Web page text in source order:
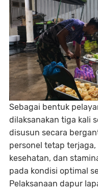
Sebagai bentuk
dilaksanakan tiga kali
disusun secara
personel tetap
kesehatan, dan
pada kondisi optimal
Pelaksanaan dapur